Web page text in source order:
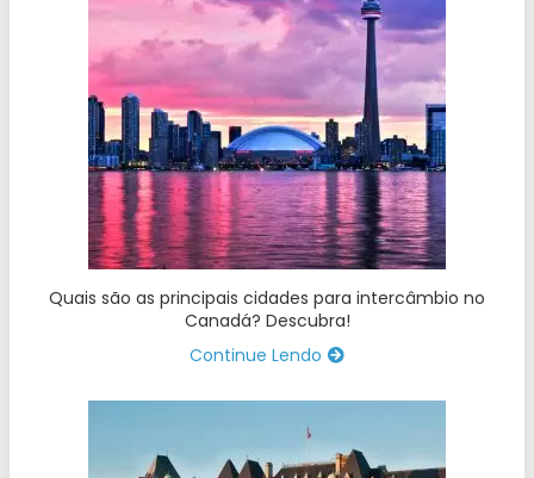
Quais são as principais cidades para intercâmbio no
Canadá? Descubra!
Continue Lendo